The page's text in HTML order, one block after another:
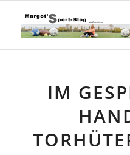
IM